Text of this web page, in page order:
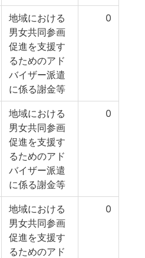
地域における
男女共同参画
促進を支援す
るためのアド
バイザー派遣
に係る謝金等
0
地域における
男女共同参画
促進を支援す
るためのアド
バイザー派遣
に係る謝金等
0
地域における
男女共同参画
促進を支援す
るためのアド
0